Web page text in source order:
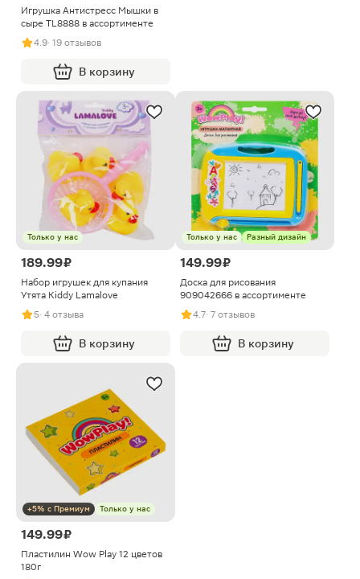
Игрушка Антистресс Мышки в
сыре TL8888 в ассортименте
4.9· 19 отзывов
В корзину
Только у нас
189.99 ₽
Набор игрушек для купания
Утята Kiddy Lamalove
5· 4 отзыва
В корзину
Только у нас Разный дизайн
149.99 ₽
Доска для рисования
909042666 в ассортименте
4.7· 7 отзывов
В корзину
+5% с Премиум Только у нас
149.99 ₽
Пластилин Wow Play 12 цветов
180г